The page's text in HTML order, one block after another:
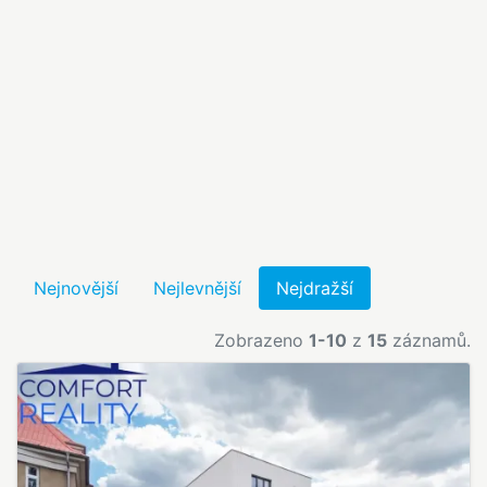
Nejnovější Nejlevnější Nejdražší
Zobrazeno 1-10 z 15 záznamů.